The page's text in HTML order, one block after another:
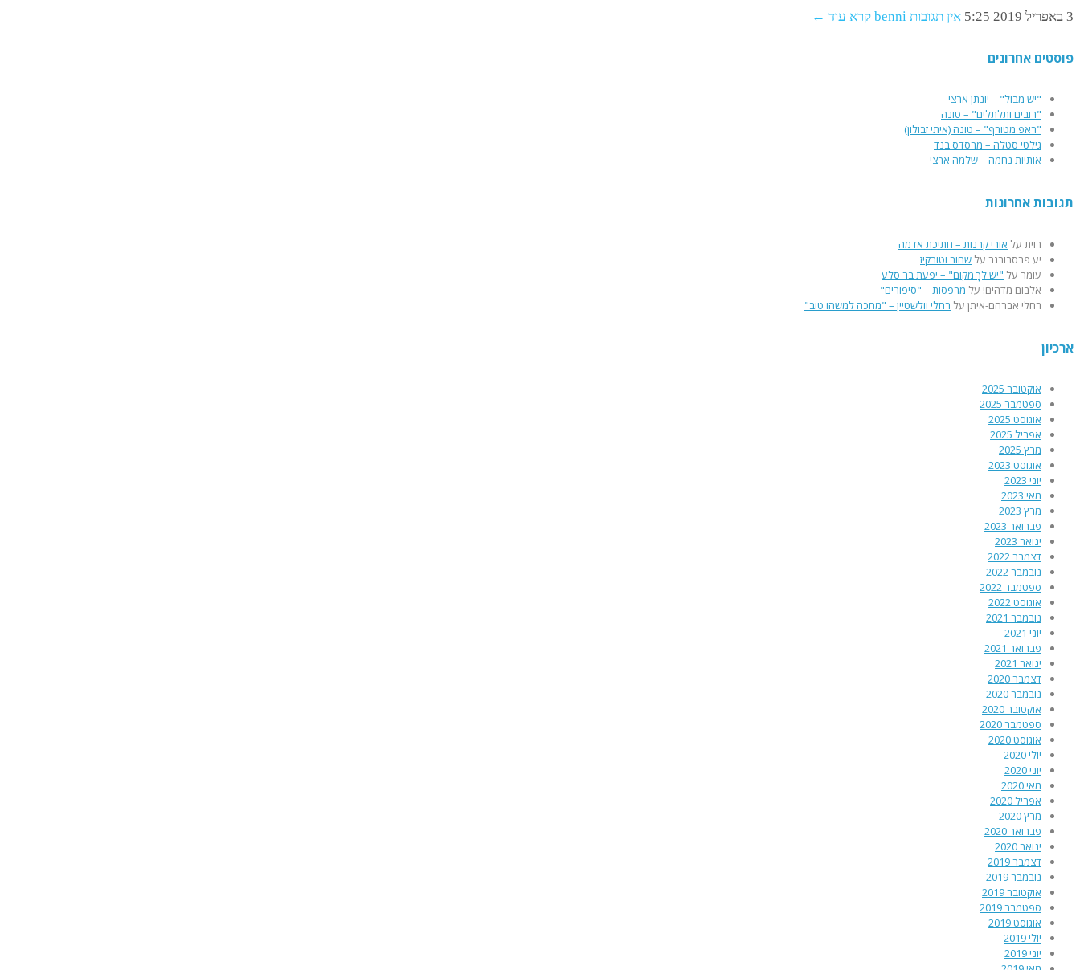
3 באפריל 2019
5:25 אין תגובות benni קרא עוד ←
פוסטים אחרונים
"יש מבול" – יונתן ארצי
"רובים ותלתלים" – טונה
"ראפ מטורף" – טונה (איתי זבולון)
גילטי סטלה – מרסדס בנד
אותיות נחמה – שלמה ארצי
תגובות אחרונות
רוית על אורי קרנות – חתיכת אדמה
יע פרסבורגר על שחור וטורקיז
עומר על "יש לךָ מקום" – יפעת בר סלע
אלבום מדהים! על מרפסות – "סיפורים"
רחלי אברהם-איתן על רחלי וולשטיין – "מחכה למשהו טוב"
ארכיון
אוקטובר 2025
ספטמבר 2025
אוגוסט 2025
אפריל 2025
מרץ 2025
אוגוסט 2023
יוני 2023
מאי 2023
מרץ 2023
פברואר 2023
ינואר 2023
דצמבר 2022
נובמבר 2022
ספטמבר 2022
אוגוסט 2022
נובמבר 2021
יוני 2021
פברואר 2021
ינואר 2021
דצמבר 2020
נובמבר 2020
אוקטובר 2020
ספטמבר 2020
אוגוסט 2020
יולי 2020
יוני 2020
מאי 2020
אפריל 2020
מרץ 2020
פברואר 2020
ינואר 2020
דצמבר 2019
נובמבר 2019
אוקטובר 2019
ספטמבר 2019
אוגוסט 2019
יולי 2019
יוני 2019